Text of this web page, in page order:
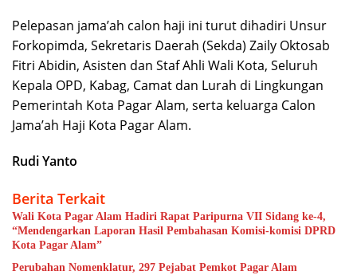
Pelepasan jama’ah calon haji ini turut dihadiri Unsur
Forkopimda, Sekretaris Daerah (Sekda) Zaily Oktosab
Fitri Abidin, Asisten dan Staf Ahli Wali Kota, Seluruh
Kepala OPD, Kabag, Camat dan Lurah di Lingkungan
Pemerintah Kota Pagar Alam, serta keluarga Calon
Jama’ah Haji Kota Pagar Alam.
Rudi Yanto
Berita Terkait
Wali Kota Pagar Alam Hadiri Rapat Paripurna VII Sidang ke-4,
“Mendengarkan Laporan Hasil Pembahasan Komisi-komisi DPRD
Kota Pagar Alam”
Perubahan Nomenklatur, 297 Pejabat Pemkot Pagar Alam